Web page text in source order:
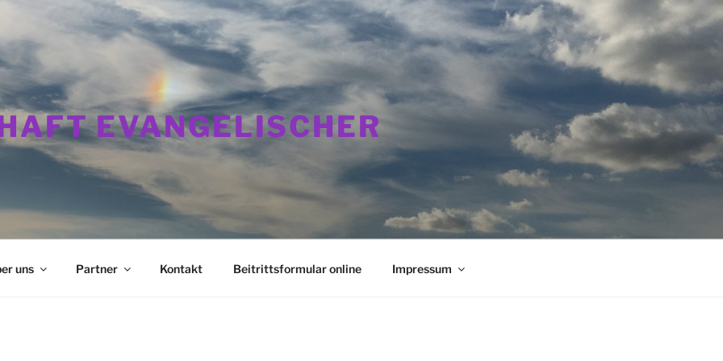
EVANGELISCHER
uns Partner Kontakt Beitrittsformular online Impressum